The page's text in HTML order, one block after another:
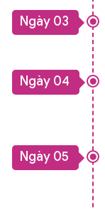
Ngày 03
Ngày 04
Ngày 05